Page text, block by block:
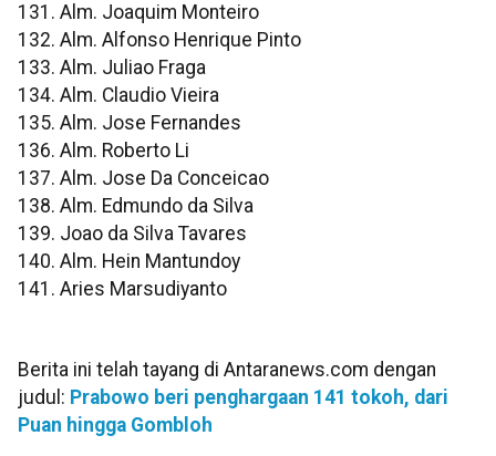
131. Alm. Joaquim Monteiro
132. Alm. Alfonso Henrique Pinto
133. Alm. Juliao Fraga
134. Alm. Claudio Vieira
135. Alm. Jose Fernandes
136. Alm. Roberto Li
137. Alm. Jose Da Conceicao
138. Alm. Edmundo da Silva
139. Joao da Silva Tavares
140. Alm. Hein Mantundoy
141. Aries Marsudiyanto
Berita ini telah tayang di Antaranews.com dengan
judul: Prabowo beri penghargaan 141 tokoh, dari
Puan hingga Gombloh